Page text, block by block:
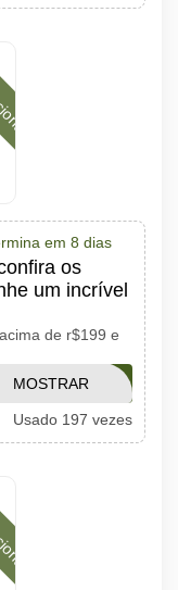
em 8 dias
os
um incrível
de r$199 e
AMOLAURA
MOSTRAR
CÓDIGO
Usado 197 vezes